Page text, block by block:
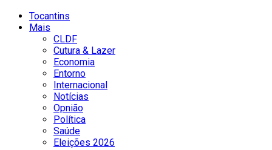
Tocantins
Mais
CLDF
Cutura & Lazer
Economia
Entorno
Internacional
Notícias
Opnião
Política
Saúde
Eleições 2026